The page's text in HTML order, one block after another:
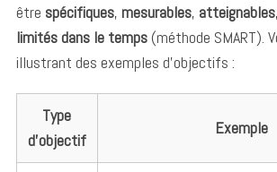
être spécifiques, mesurables, atteignables,
limités dans le temps(méthode SMART).
illustrant des exemples d’objectifs :
Type
d’objectif
Exemple